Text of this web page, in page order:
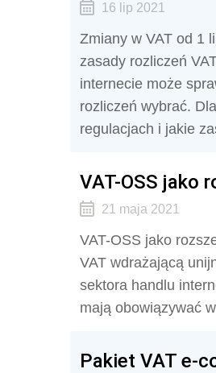
16 lip 2021
Zmiany w VAT od 1
zasady rozliczeń
internecie może
rozliczeń wybrać.
regulacjach i jakie
VAT-OSS jako
21 maja 2021
VAT-OSS jako
VAT wdrażającą
sektora handlu
mają obowiązywać
Pakiet VAT e-